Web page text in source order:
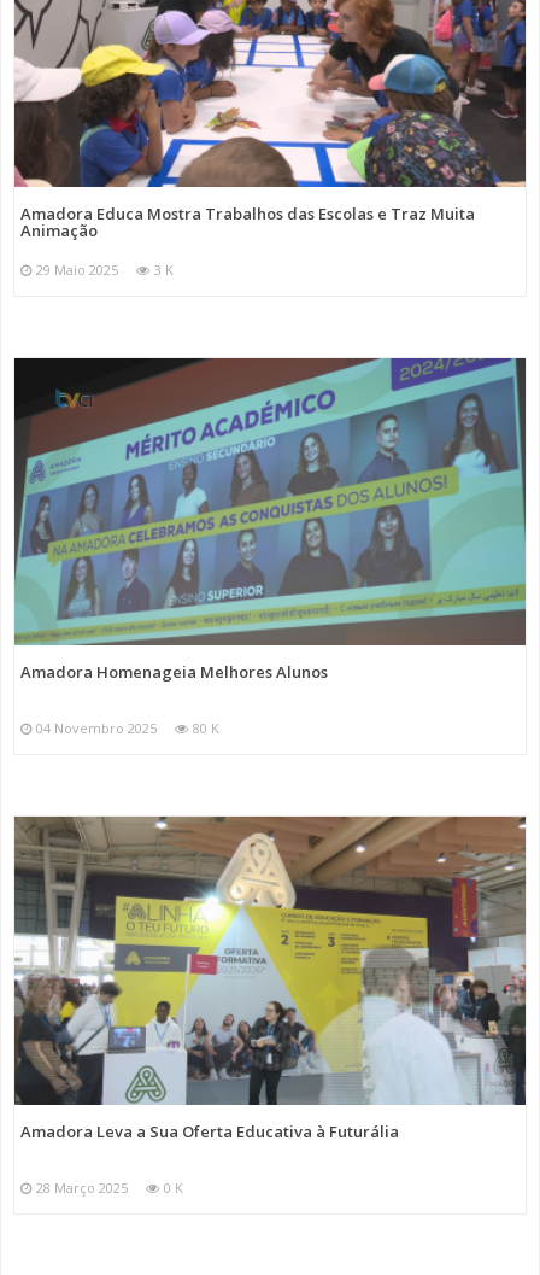
Amadora Educa Mostra Trabalhos das Escolas e Traz Muita
Animação
29 Maio 2025 3 K
Amadora Homenageia Melhores Alunos
04 Novembro 2025 80 K
Amadora Leva a Sua Oferta Educativa à Futurália
28 Março 2025 0 K